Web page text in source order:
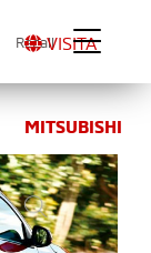
RecallVISITA
MITSUBISHI